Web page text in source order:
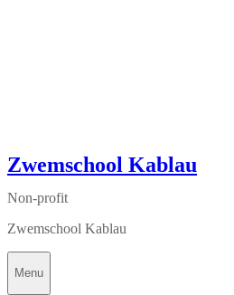
Zwemschool Kablau
Non-profit
Zwemschool Kablau
Menu